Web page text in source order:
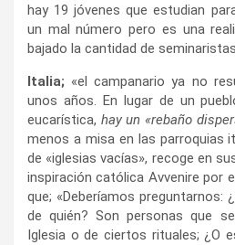
hay 19 jóvenes que estudian
un mal número pero es una
bajado la cantidad de
Italia; «el campanario ya no
unos años. En lugar de un
eucarística, hay un «rebaño
menos a misa en las parroquias
de «iglesias vacías», recoge en
inspiración católica Avvenire por
que; «Deberíamos preguntarnos:
de quién? Son personas que
Iglesia o de ciertos rituales; ¿O